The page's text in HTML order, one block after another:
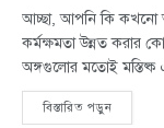
আচ্ছা, আপনি কি কখনো
কর্মক্ষমতা উন্নত করার
অঙ্গগুলোর মতোই মস্তিষ্ক
বিস্তারিত পড়ুন